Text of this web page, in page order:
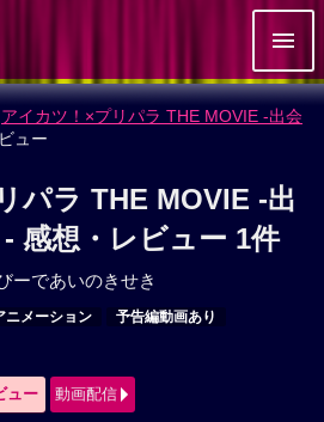
アイカツ！×プリパラ THE MOVIE -出会
ュー
パラ THE MOVIE -出
感想・レビュー 1件
ーであいのきせき
ニメーション 予告編動画あり
ュー 動画配信